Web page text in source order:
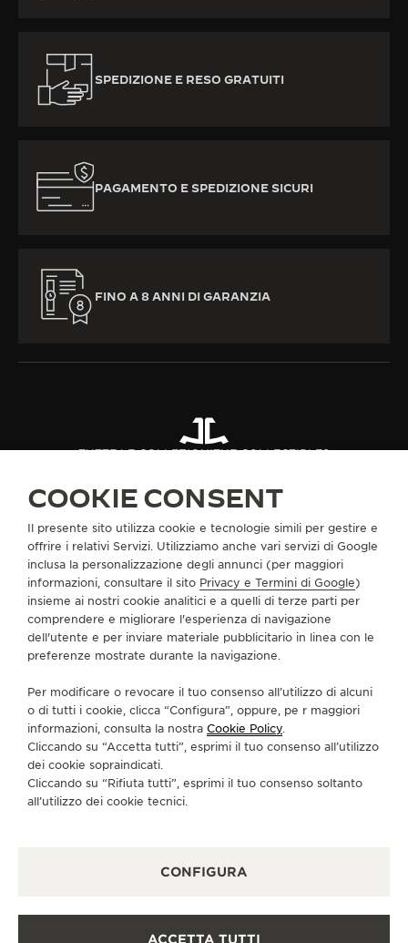
SPEDIZIONE E RESO GRATUITI
PAGAMENTO E SPEDIZIONE SICURI
FINO A 8 ANNI DI GARANZIA
TUTTE LE COLLEZIONITHE COLLECTIBLES
VAI ALLA PAGINA INSTAGRAM DI JAEGER-
VAI ALLA PAGINA LINKEDIN DI JAEGER-
VAI ALLA PAGINA FACEBOOK DI
VAI ALLA PAGINA YOUTUBE
VAI ALLA PAGINA
VAI ALLA PAGINA
ISCRIVERSI ALLA NEWSLETTER
INFORMAZIONI SU DI NOI
SERVIZI
CONTATTI
INFORMATIVA SUI COOKIE
COOKIE CONSENT
Il presente sito utilizza cookie e tecnologie simili per gestire e
offrire i relativi Servizi. Utilizziamo anche vari servizi di Google
inclusa la personalizzazione degli annunci (per maggiori
informazioni, consultare il sito Privacy e Termini di Google)
insieme ai nostri cookie analitici e a quelli di terze parti per
comprendere e migliorare l'esperienza di navigazione
dell'utente e per inviare materiale pubblicitario in linea con le
preferenze mostrate durante la navigazione.
Per modificare o revocare il tuo consenso all’utilizzo di alcuni
o di tutti i cookie, clicca “Configura”, oppure, pe r maggiori
informazioni, consulta la nostra Cookie Policy.
Cliccando su “Accetta tutti”, esprimi il tuo consenso all’utilizzo
dei cookie sopraindicati.
Cliccando su “Rifiuta tutti”, esprimi il tuo consenso soltanto
all’utilizzo dei cookie tecnici.
CONFIGURA
ACCETTA TUTTI